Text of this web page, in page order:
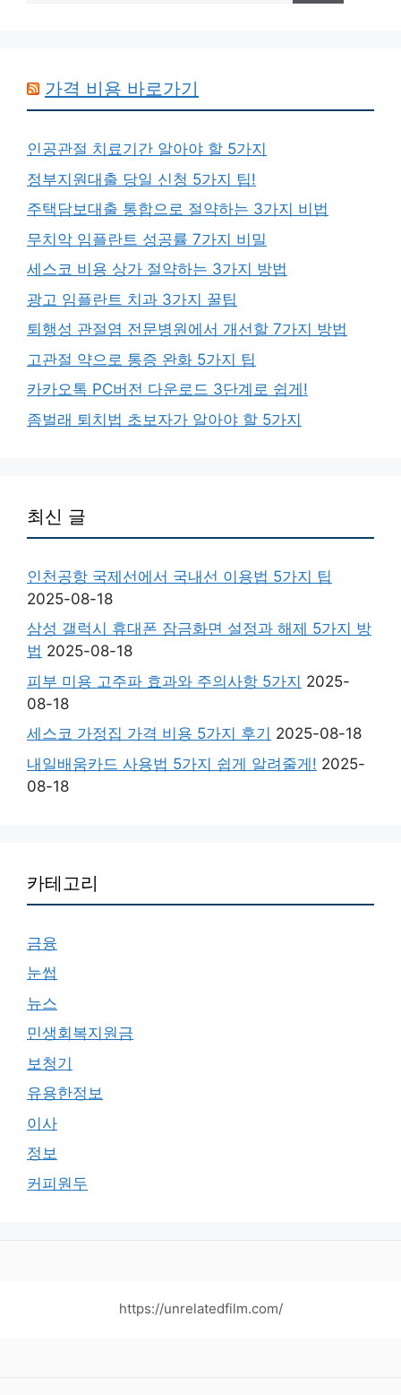
가격 비용 바로가기
인공관절 치료기간 알아야 할 5가지
정부지원대출 당일 신청 5가지 팁!
주택담보대출 통합으로 절약하는 3가지 비법
무치악 임플란트 성공률 7가지 비밀
세스코 비용 상가 절약하는 3가지 방법
광고 임플란트 치과 3가지 꿀팁
퇴행성 관절염 전문병원에서 개선할 7가지 방법
고관절 약으로 통증 완화 5가지 팁
카카오톡 PC버전 다운로드 3단계로 쉽게!
좀벌래 퇴치법 초보자가 알아야 할 5가지
최신 글
인천공항 국제선에서 국내선 이용법 5가지 팁
2025-08-18
삼성 갤럭시 휴대폰 잠금화면 설정과 해제 5가지 방
법 2025-08-18
피부 미용 고주파 효과와 주의사항 5가지 2025-
08-18
세스코 가정집 가격 비용 5가지 후기 2025-08-18
내일배움카드 사용법 5가지 쉽게 알려줄게! 2025-
08-18
카테고리
금융
눈썹
뉴스
민생회복지원금
보청기
유용한정보
이사
정보
커피원두
https://unrelatedfilm.com/